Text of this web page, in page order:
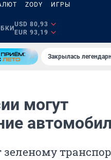
ZODY ИГРЫ
USD 80,93
EUR 93,19
Закрылась
могут